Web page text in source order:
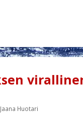
Jaana Huotari